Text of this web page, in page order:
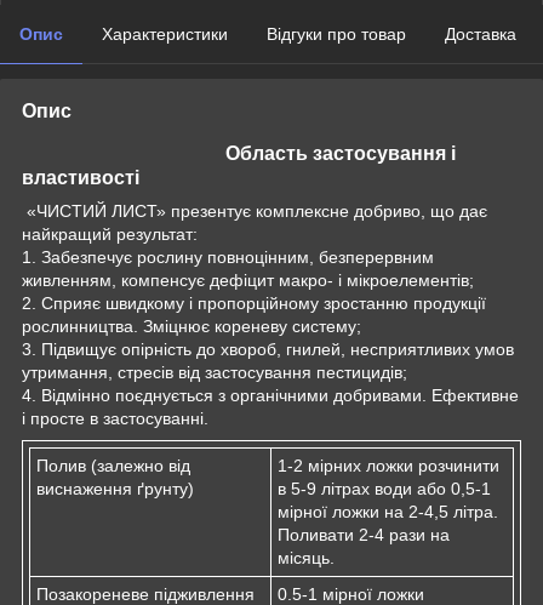
Опис Характеристики Відгуки про товар Доставка
Опис
Область застосування і
властивості
«ЧИСТИЙ ЛИСТ» презентує комплексне добриво, що дає
найкращий результат:
1. Забезпечує рослину повноцінним, безперервним
живленням, компенсує дефіцит макро- і мікроелементів;
2. Сприяє швидкому і пропорційному зростанню продукції
рослинництва. Зміцнює кореневу систему;
3. Підвищує опірність до хвороб, гнилей, несприятливих умов
утримання, стресів від застосування пестицидів;
4. Відмінно поєднується з органічними добривами. Ефективне
і просте в застосуванні.
Полив (залежно від
виснаження ґрунту)
1-2 мірних ложки розчинити
в 5-9 літрах води або 0,5-1
мірної ложки на 2-4,5 літра.
Поливати 2-4 рази на
місяць.
Позакореневе підживлення
0.5-1 мірної ложки